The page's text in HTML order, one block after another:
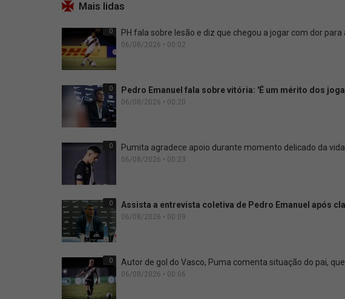
Mais lidas
0 PH fala sobre lesão e diz que chegou a jogar com dor para
06/08/2026 • 00:02
0 Pedro Emanuel fala sobre vitória: 'É um mérito dos
06/08/2026 • 00:20
0 Pumita agradece apoio durante momento delicado da vida
06/08/2026 • 00:23
0 Assista a entrevista coletiva de Pedro Emanuel após
06/08/2026 • 00:09
0 Autor de gol do Vasco, Puma comenta situação do pai,
06/08/2026 • 00:06